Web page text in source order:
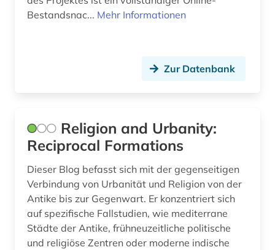
bildstock (1)
bildung (8)
bildungsforschung (5)
bildungssysteme (1)
bildungswesen (1)
Bestandsnac... Mehr Informationen
Zur Datenbank
Religion and Urbanity:
Reciprocal Formations
Dieser Blog befasst sich mit der gegenseitigen
Verbindung von Urbanität und Religion von der
Antike bis zur Gegenwart. Er konzentriert sich
auf spezifische Fallstudien, wie mediterrane
Städte der Antike, frühneuzeitliche politische
und religiöse Zentren oder moderne indische